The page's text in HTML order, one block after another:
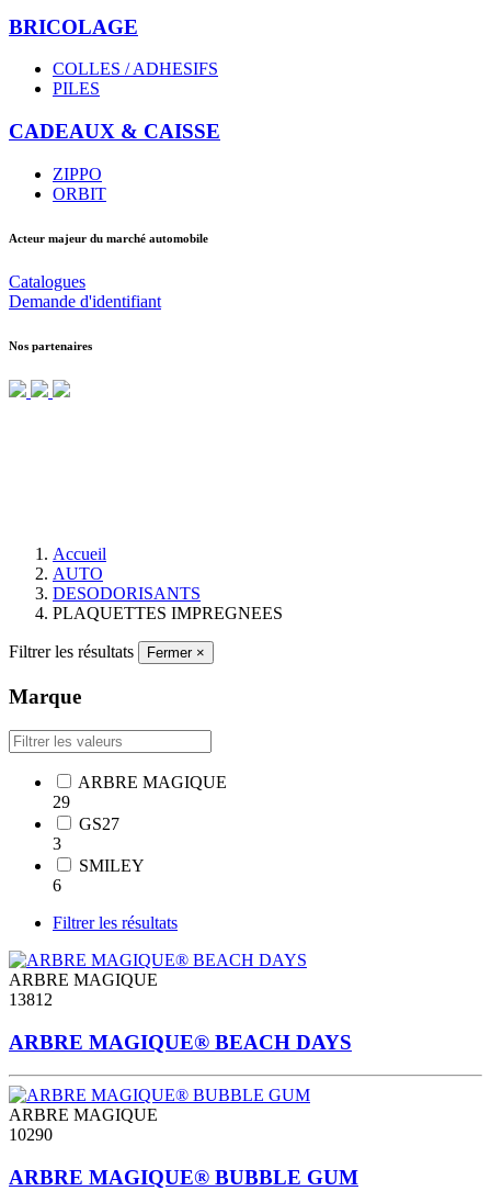
BRICOLAGE
COLLES / ADHESIFS
PILES
CADEAUX & CAISSE
ZIPPO
ORBIT
Acteur majeur du marché automobile
Catalogues
Demande d'identifiant
Nos partenaires
Accueil
AUTO
DESODORISANTS
PLAQUETTES IMPREGNEES
Filtrer les résultats Fermer ×
Marque
ARBRE MAGIQUE
29
GS27
3
SMILEY
6
Filtrer les résultats
ARBRE MAGIQUE
13812
ARBRE MAGIQUE® BEACH DAYS
ARBRE MAGIQUE
10290
ARBRE MAGIQUE® BUBBLE GUM